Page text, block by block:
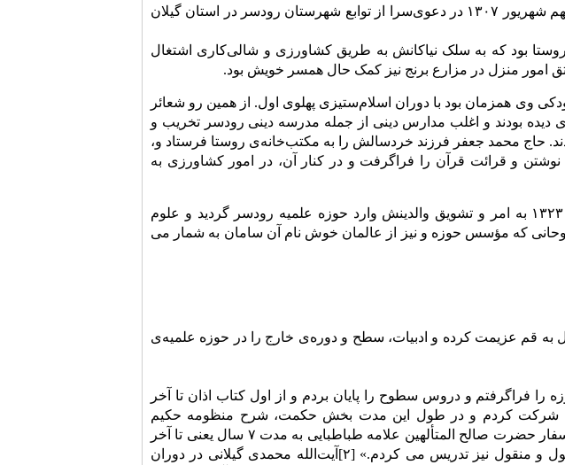
آیت‌الله محمّد محمّدی دعوی‌سرایی مشهور به گیلانی در نهم شهریور ۱۳۰۷ در دعوی‌سرا از توابع شهرستان رودسر در استان گیلان
بود که به سلک نیاکانش به طریق کشاورزى و شالی‌کارى اشتغال
امور منزل در مزارع برنج نیز کمک حال همسر خویش بود.
وى همزمان بود با دوران اسلام‌ستیزى پهلوی اول. از همین رو شعائر
بودند و اغلب مدارس دینى از جمله مدرسه دینى رودسر تخریب و
حاج محمد جعفر فرزند خردسالش را به مکتب‌خانه‌ی روستا فرستاد و،
و قرائت قرآن را فراگرفت و در کنار آن، در امور کشاورزى به
وی پس از سقوط حکومت ضد دین رضاخان و در سال ۱۳۲۳ به امر و تشویق والدینش وارد حوزه علمیه رودسر گردید و علوم
که مؤسس حوزه و نیز از عالمان خوش نام آن سامان به شمار مى
سال ۱۳۲۵ جهت ادامه‌ی تحصیل به قم عزیمت کرده و ادبیات، سطح و دوره‌ی خارج را در حوزه علمیه‌ی
حوزه را فراگرفتم و دروس سطوح را پایان بردم و از اول کتاب اذان تا آخر
شرکت کردم و در طول این مدت بخش حکمت، شرح منظومه حکیم
سبزوارى را خدمت بعضى از بزرگان خواندم و در درس اسفار حضرت صالح المتألهین علامه طباطبایى به مدت ۷ سال یعنى تا آخر
سفر نفس شرکت کردم و در این مدت خودم درس معقول و منقول نیز تدریس مى کردم.» [۲]آیت‌الله محمدی گیلانی در دوران